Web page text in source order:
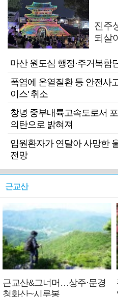
진주
되살
마산 원도심 행정·주거복합
폭염에 온열질환 등 안전사
이스' 취소
창녕 중부내륙고속도로서
의탄으로 밝혀져
입원환자가 연달아 사망한
전망
근교산
근교산&그너머…상주·문경
청화산~시루봉